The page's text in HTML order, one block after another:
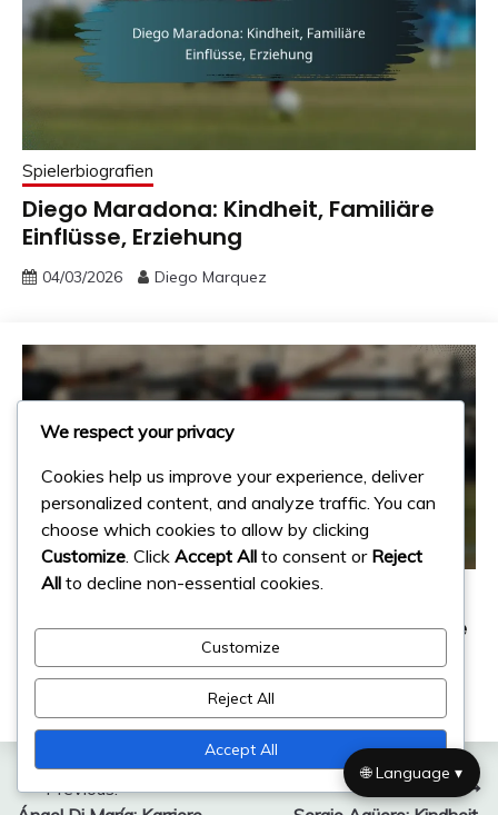
Spielerbiografien
Diego Maradona: Kindheit, Familiäre
Einflüsse, Erziehung
04/03/2026 Diego Marquez
Spielerbiografien
Juan Román Riquelme: Biografie, Frühe
Jahre, Einflüsse
Diego Marquez
PostPrevious:
Next:
We respect your privacy
Cookies help us improve your experience, deliver
personalized content, and analyze traffic. You can
choose which cookies to allow by clicking
Customize . Click Accept All to consent or Reject
All to decline non-essential cookies.
Customize
Reject All
Accept All
🌐 Language ▾